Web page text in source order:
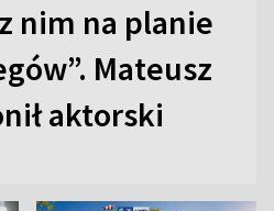
nim na planie
Mateusz
aktorski